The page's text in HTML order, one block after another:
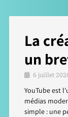
La
un
6 juillet
YouTube est
médias
simple : une